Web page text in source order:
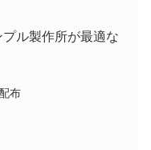
ル製作所が最適な
布